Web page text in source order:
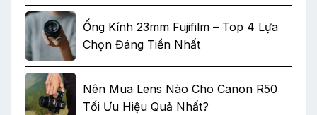
Ống Kính 23mm Fujifilm – Top 4 Lựa
Chọn Đáng Tiền Nhất
Nên Mua Lens Nào Cho Canon R50
Tối Ưu Hiệu Quả Nhất?